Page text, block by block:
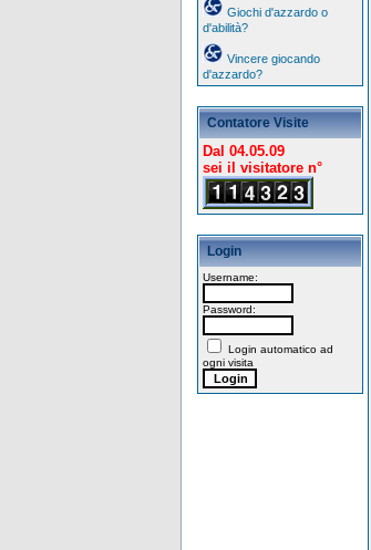
Giochi d'azzardo o
d'abilità?
Vincere giocando
d'azzardo?
Contatore Visite
Dal 04.05.09
sei il visitatore n°
Login
Username:
Password:
Login automatico ad
ogni visita